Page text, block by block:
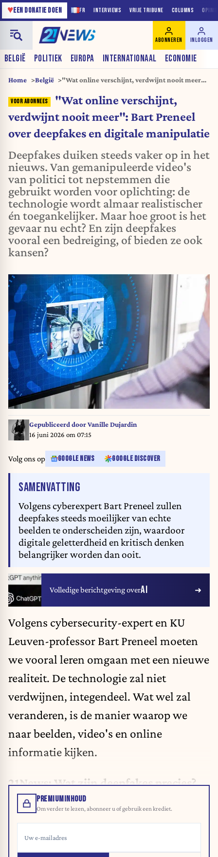
FR INTERVIEWS VRIJE TRIBUNE COLUMNS
♥EEN DONATIE DOEN
BELGIË POLITIEK EUROPA INTERNATIONAAL ECONOMIE
ABONNEREN INLOGGEN
Home België
"Wat online verschijnt, verdwijnt nooit meer":
manipulatie
"Wat online verschijnt,
verdwijnt nooit meer": Bart Preneel
over deepfakes en digitale manipulatie
Deepfakes duiken steeds vaker op in het
nieuws. Van gemanipuleerde video's
van politici tot nepstemmen die
gebruikt worden voor oplichting: de
technologie wordt almaar realistischer
én toegankelijker. Maar hoe groot is het
gevaar nu echt? En zijn deepfakes
vooral een bedreiging, of bieden ze ook
kansen?
Gepubliceerd doorVanille Dujardin
16 juni 2026 om 07:15
Volg ons op GOOGLE NEWS GOOGLE DISCOVER
SAMENVATTING
Volgens cyberexpert Bart Preneel zullen
deepfakes steeds moeilijker van echte
beelden te onderscheiden zijn, waardoor
digitale geletterdheid en kritisch denken
belangrijker worden dan ooit.
Volledige berichtgeving overAI
Volgens cybersecurity-expert en KU
Leuven-professor Bart Preneel moeten
we vooral leren omgaan met een nieuwe
realiteit. Detechnologie zal niet
verdwijnen, integendeel. Wat wel zal
veranderen, is de manier waarop we
naar beelden, video's en online
informatie kijken.
21News: Wat zijn deepfakes precies?
PREMIUMINHOUD
Om verder te lezen, abonneer u of gebruik een krediet.